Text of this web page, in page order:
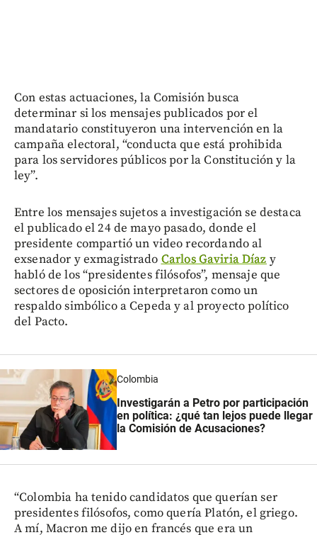
Con estas actuaciones, la Comisión busca
determinar si los mensajes publicados por el
mandatario constituyeron una intervención en la
campaña electoral, “conducta que está prohibida
para los servidores públicos por la Constitución y la
ley”.
Entre los mensajes sujetos a investigación se destaca
el publicado el 24 de mayo pasado, donde el
presidente compartió un video recordando al
exsenador y exmagistrado Carlos Gaviria Díaz y
habló de los “presidentes filósofos”, mensaje que
sectores de oposición interpretaron como un
respaldo simbólico a Cepeda y al proyecto político
del Pacto.
Colombia
Investigarán a Petro por participación
en política: ¿qué tan lejos puede llegar
la Comisión de Acusaciones?
“Colombia ha tenido candidatos que querían ser
presidentes filósofos, como quería Platón, el griego.
A mí, Macron me dijo en francés que era un